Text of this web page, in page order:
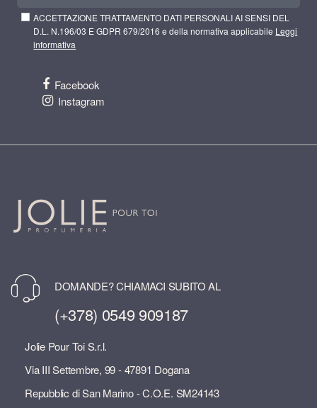
ACCETTAZIONE TRATTAMENTO DATI PERSONALI AI SENSI DEL
D.L. N.196/03 E GDPR 679/2016 e della normativa applicabile Leggi
informativa
Facebook
Instagram
DOMANDE? CHIAMACI SUBITO AL
(+378) 0549 909187
Jolie Pour Toi S.r.l.
Via III Settembre, 99 - 47891 Dogana
Repubblic di San Marino - C.O.E. SM24143